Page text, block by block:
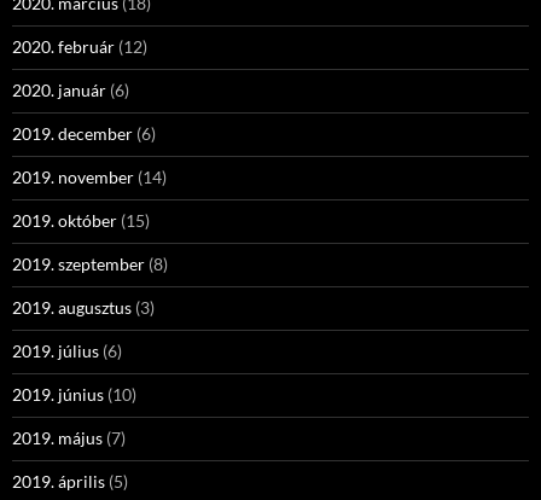
2020. február (12)
2020. január (6)
2019. december (6)
2019. november (14)
2019. október (15)
2019. szeptember (8)
2019. augusztus (3)
2019. július (6)
2019. június (10)
2019. május (7)
2019. április (5)